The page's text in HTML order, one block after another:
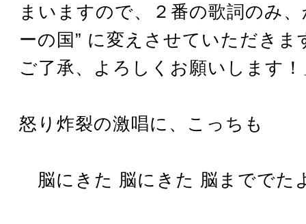
まいますので、２番の歌詞のみ
ーの国” に変えさせていただきま
ご了承、よろしくお願いします！
怒り炸裂の激唱に、こっちも
脳にきた 脳にきた 脳まででた